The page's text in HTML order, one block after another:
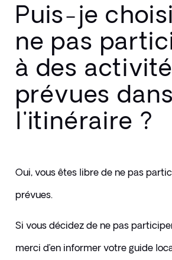
Puis-je
ne pas
à des
prévues dans
l'itinéraire ?
Oui, vous êtes libre de ne pas
prévues.
Si vous décidez de ne pas
merci d’en informer votre guide